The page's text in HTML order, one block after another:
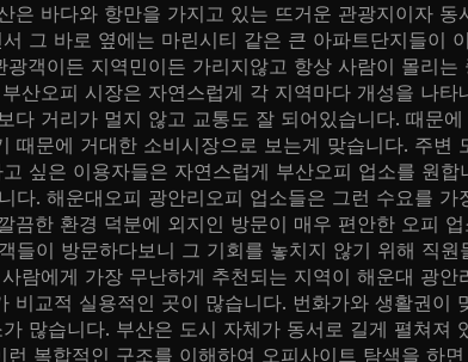
바다와 항만을 가지고 있는 뜨거운 관광지이자 동
그 바로 옆에는 마린시티 같은 큰 아파트단지들이
객이든 지역민이든 가리지않고 항상 사람이 몰리는
산오피 시장은 자연스럽게 각 지역마다 개성을 나타
거리가 멀지 않고 교통도 잘 되어있습니다. 때문
문에 거대한 소비시장으로 보는게 맞습니다. 주변
싶은 이용자들은 자연스럽게 부산오피 업소를 원합
. 해운대오피 광안리오피 업소들은 그런 수요를 가
한 환경 덕분에 외지인 방문이 매우 편안한 오피
이 방문하다보니 그 기회를 놓치지 않기 위해 직원
람에게 가장 무난하게 추천되는 지역이 해운대 광안
교적 실용적인 곳이 많습니다. 번화가와 생활권이
많습니다. 부산은 도시 자체가 동서로 길게 펼쳐져
복합적인 구조를 이해하여 오피사이트 탐색을 하